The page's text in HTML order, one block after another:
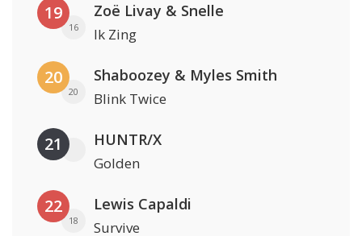
19
16
Zoë Livay & Snelle
Ik Zing
20
20
Shaboozey & Myles Smith
Blink Twice
21 HUNTR/X
Golden
22
18
Lewis Capaldi
Survive